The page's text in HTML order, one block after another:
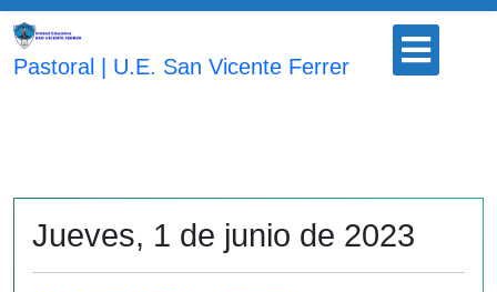
Saltar
contenido
Pastoral | U.E. San Vicente Ferrer
Botón
abrir
Jueves, 1 de junio de 2023